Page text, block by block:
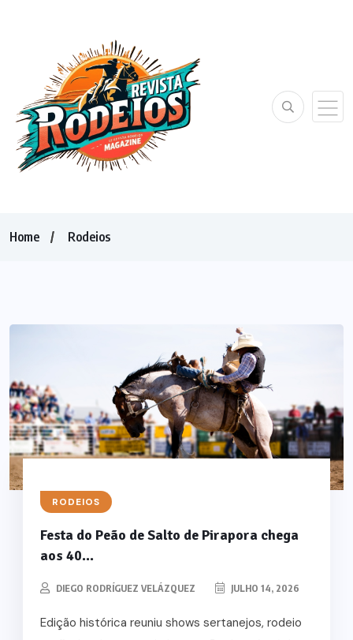
Home Rodeios
RODEIOS
Festa do Peão de Salto de Pirapora chega
aos 40...
DIEGO RODRÍGUEZ VELÁZQUEZ JULHO 14, 2026
Edição histórica reuniu shows sertanejos, rodeio